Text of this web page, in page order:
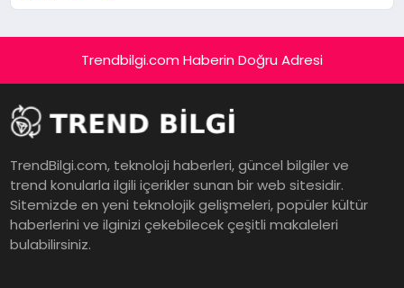
Trendbilgi.com Haberin Doğru Adresi
TrendBilgi.com, teknoloji haberleri, güncel bilgiler ve
trend konularla ilgili içerikler sunan bir web sitesidir.
Sitemizde en yeni teknolojik gelişmeleri, popüler kültür
haberlerini ve ilginizi çekebilecek çeşitli makaleleri
bulabilirsiniz.